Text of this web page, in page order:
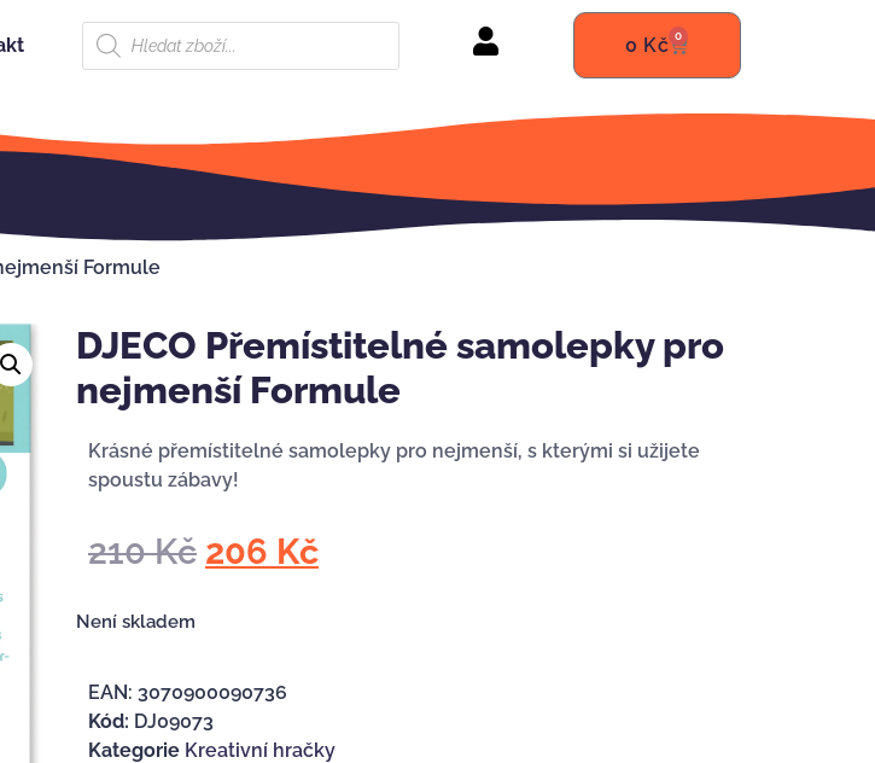
0 Kč 0
Formule
DJECO Přemístitelné samolepky pro
nejmenší Formule
Krásné přemístitelné samolepky pro nejmenší, s kterými si užijete
spoustu zábavy!
210Kč 206 Kč
Není skladem
EAN: 3070900090736
Kód: DJ09073
Kategorie Kreativní hračky